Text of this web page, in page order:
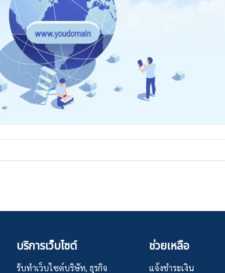
บริการเว็บไซต์
รับทำเว็บไซต์บริษัท, ธุรกิจ
ช่วยเหลือ
แจ้งชำระเงิน